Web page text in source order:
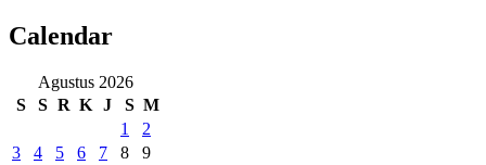
Calendar
Agustus 2026
S
S R K J S M
1
2
3
4 5 6 7 8
9